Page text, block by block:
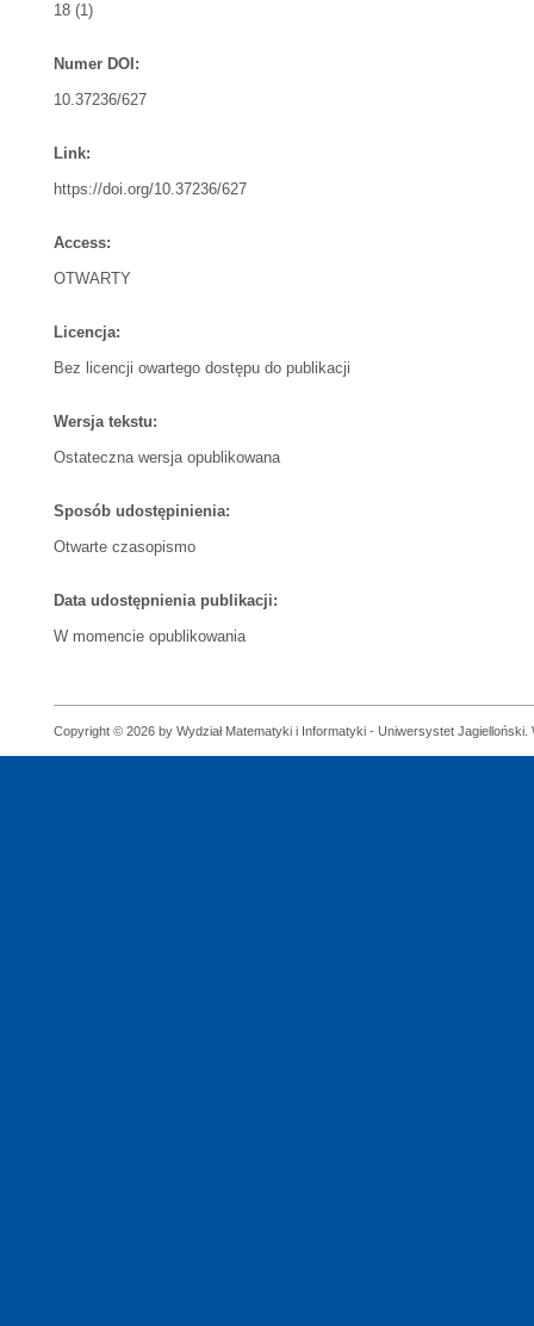
18 (1)
Numer DOI:
10.37236/627
Link:
https://doi.org/10.37236/627
Access:
OTWARTY
Licencja:
Bez licencji owartego dostępu do publikacji
Wersja tekstu:
Ostateczna wersja opublikowana
Sposób udostępinienia:
Otwarte czasopismo
Data udostępnienia publikacji:
W momencie opublikowania
Copyright © 2026 by Wydział Matematyki i Informatyki - Uniwersystet